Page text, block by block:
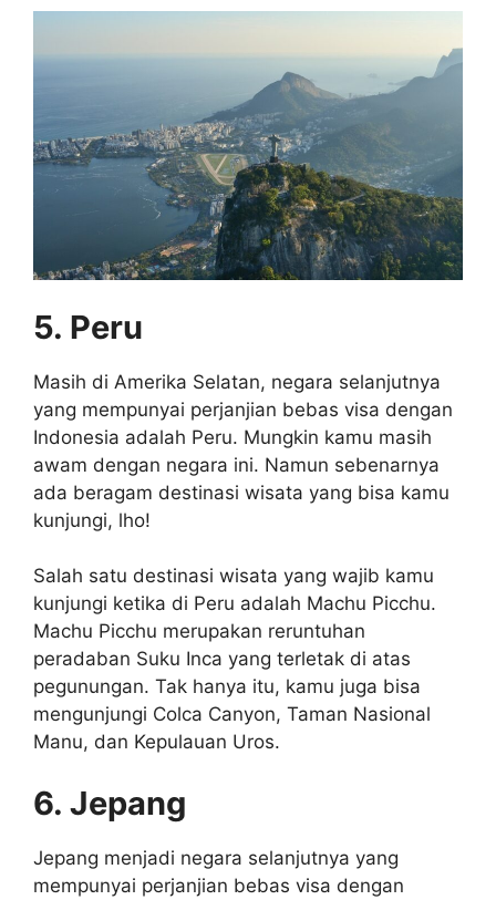
5. Peru
Masih di Amerika Selatan, negara selanjutnya
yang mempunyai perjanjian bebas visa dengan
Indonesia adalah Peru. Mungkin kamu masih
awam dengan negara ini. Namun sebenarnya
ada beragam destinasi wisata yang bisa kamu
kunjungi, lho!
Salah satu destinasi wisata yang wajib kamu
kunjungi ketika di Peru adalah Machu Picchu.
Machu Picchu merupakan reruntuhan
peradaban Suku Inca yang terletak di atas
pegunungan. Tak hanya itu, kamu juga bisa
mengunjungi Colca Canyon, Taman Nasional
Manu, dan Kepulauan Uros.
6. Jepang
Jepang menjadi negara selanjutnya yang
mempunyai perjanjian bebas visa dengan